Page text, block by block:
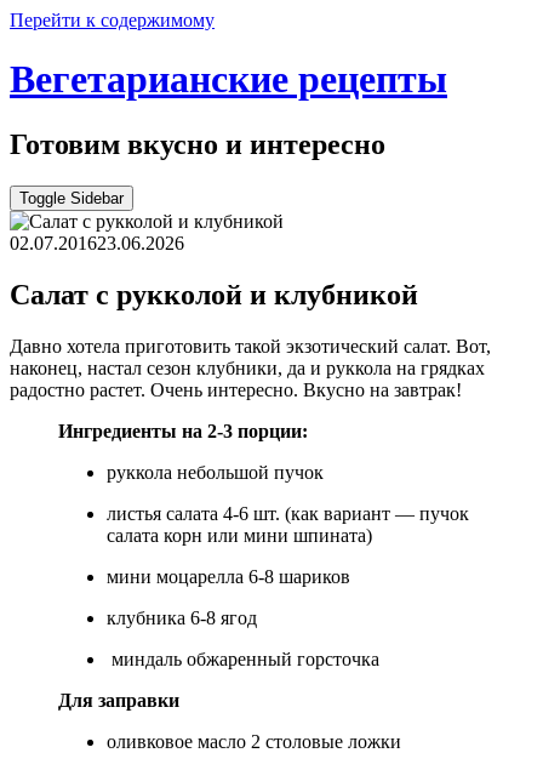
Перейти к содержимому
Вегетарианские рецепты
Готовим вкусно и интересно
Toggle Sidebar
02.07.201623.06.2026
Салат с рукколой и клубникой
Давно хотела приготовить такой экзотический салат. Вот,
наконец, настал сезон клубники, да и руккола на грядках
радостно растет. Очень интересно. Вкусно на завтрак!
Ингредиенты на 2-3 порции:
руккола небольшой пучок
листья салата 4-6 шт. (как вариант — пучок
салата корн или мини шпината)
мини моцарелла 6-8 шариков
клубника 6-8 ягод
миндаль обжаренный горсточка
Для заправки
оливковое масло 2 столовые ложки